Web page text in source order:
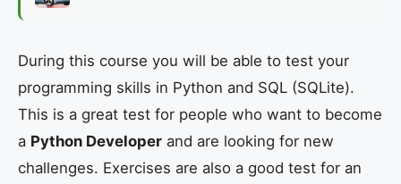
During this course you will be able to test your
programming skills in Python and SQL (SQLite).
This is a great test for people who want to become
a Python Developer and are looking for new
challenges. Exercises are also a good test for an